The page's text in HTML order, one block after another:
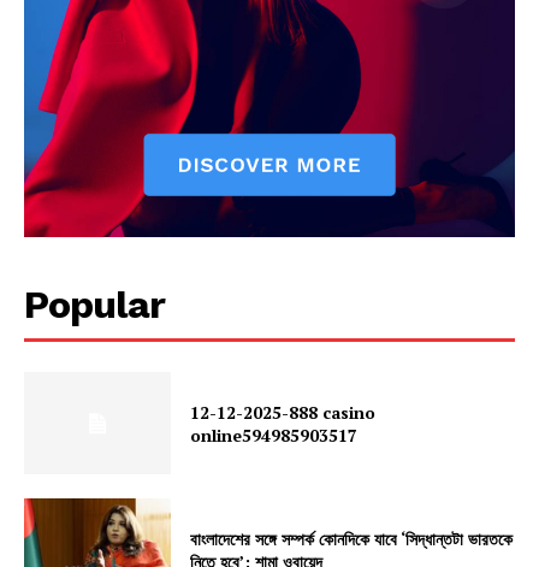
Popular
12-12-2025-888 casino
online594985903517
বাংলাদেশের সঙ্গে সম্পর্ক কোনদিকে যাবে ‘সিদ্ধান্তটা ভারতকে
নিতে হবে’: শামা ওবায়েদ